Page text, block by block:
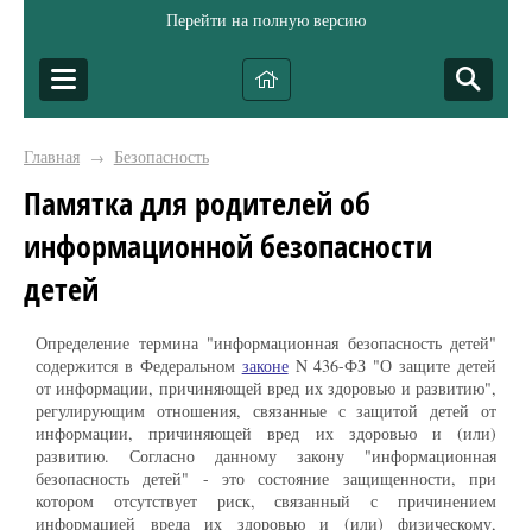
Перейти на полную версию
Главная → Безопасность
Памятка для родителей об
информационной безопасности
детей
Определение термина "информационная безопасность детей"
содержится в Федеральном законеN 436-ФЗ "О защите детей
от информации, причиняющей вред их здоровью и развитию",
регулирующим отношения, связанные с защитой детей от
информации, причиняющей вред их здоровью и (или)
развитию. Согласно данному закону "информационная
безопасность детей" - это состояние защищенности, при
котором отсутствует риск, связанный с причинением
информацией вреда их здоровью и (или) физическому,